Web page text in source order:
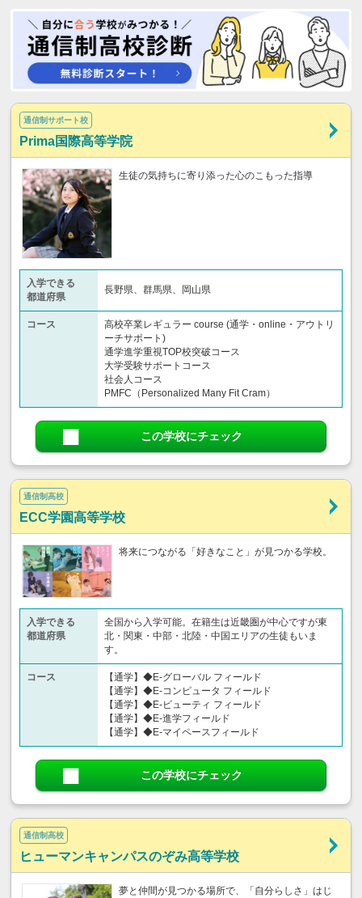
通信制サポート校
Prima国際高等学院
生徒の気持ちに寄り添った心のこもった指導
入学できる
都道府県
長野県、群馬県、岡山県
コース
高校卒業レギュラー course (通学・online・アウトリ
ーチサポート)
通学進学重視TOP校突破コース
大学受験サポートコース
社会人コース
PMFC（Personalized Many Fit Cram）
この学校にチェック
通信制高校
ECC学園高等学校
将来につながる「好きなこと」が見つかる学校。
入学できる
都道府県
全国から入学可能。在籍生は近畿圏が中心ですが東
北・関東・中部・北陸・中国エリアの生徒もいま
す。
コース
【通学】◆E-グローバル フィールド
【通学】◆E-コンピュータ フィールド
【通学】◆E-ビューティ フィールド
【通学】◆E-進学フィールド
【通学】◆E-マイペースフィールド
この学校にチェック
通信制高校
ヒューマンキャンパスのぞみ高等学校
夢と仲間が見つかる場所で、「自分らしさ」はじ